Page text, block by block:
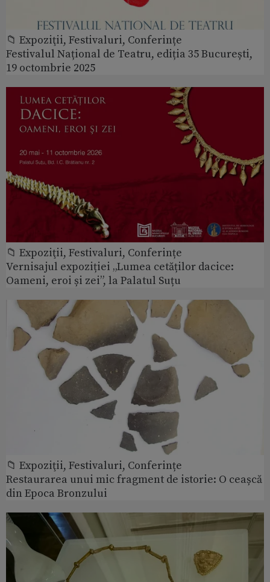
📁 Expoziţii, Festivaluri, Conferințe
Festivalul Național de Teatru, ediția 35 București,
19 octombrie 2025
📁 Expoziţii, Festivaluri, Conferințe
Vernisajul expoziției „Lumea cetăților dacice:
Oameni, eroi și zei”, la Palatul Suțu
📁 Expoziţii, Festivaluri, Conferințe
Restaurarea unui mic fragment de istorie: O ceașcă
din Epoca Bronzului